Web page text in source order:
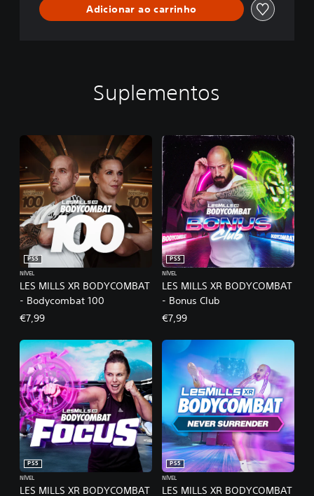
Adicionar ao carrinho
Suplementos
LES MILLS XR BODYCOMBAT
- Bodycombat 100
PS5
NÍVEL
€7,99
LES MILLS XR BODYCOMBAT
- Bonus Club
PS5
NÍVEL
€7,99
LES MILLS XR BODYCOMBAT
PS5
NÍVEL
LES MILLS XR BODYCOMBAT
PS5
NÍVEL